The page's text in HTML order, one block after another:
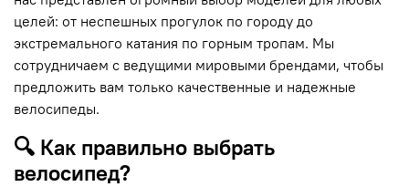
целей: от неспешных прогулок по городу до
экстремального катания по горным тропам. Мы
сотрудничаем с ведущими мировыми брендами, чтобы
предложить вам только качественные и надежные
велосипеды.
🔍 Как правильно выбрать
велосипед?